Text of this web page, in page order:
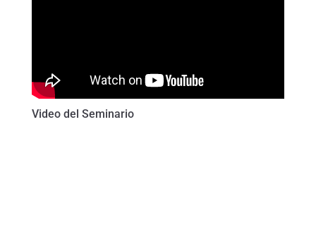
Video del Seminario